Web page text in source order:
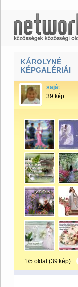
KÁROLYNÉ
KÉPGALÉRIÁI
saját
39 kép
1/5 oldal (39 kép)